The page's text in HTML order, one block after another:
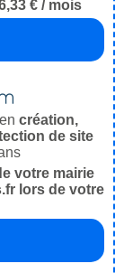
€ / mois
création,
de site
votre mairie
lors de votre